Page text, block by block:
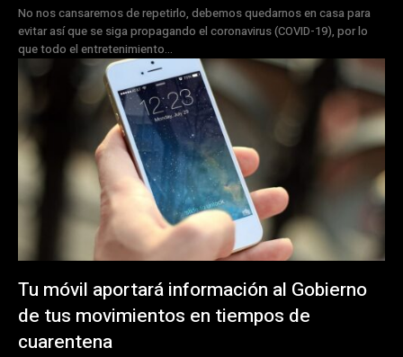
No nos cansaremos de repetirlo, debemos quedarnos en casa para
evitar así que se siga propagando el coronavirus (COVID-19), por lo
que todo el entretenimiento...
Tu móvil aportará información al Gobierno
de tus movimientos en tiempos de
cuarentena